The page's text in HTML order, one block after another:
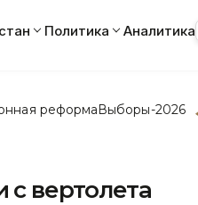
Политика Аналитика
реформаВыборы-2026
вертолета